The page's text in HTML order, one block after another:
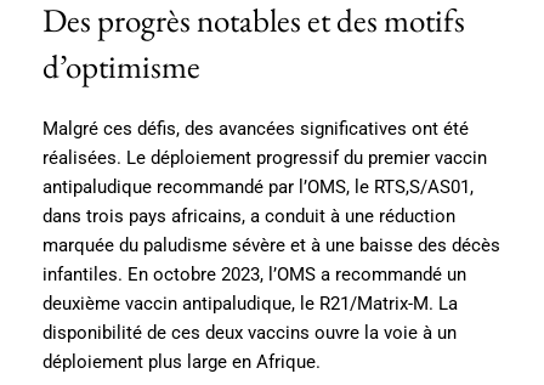
Des progrès notables et des motifs
d’optimisme
Malgré ces défis, des avancées significatives ont été
réalisées. Le déploiement progressif du premier vaccin
antipaludique recommandé par l’OMS, le RTS,S/AS01,
dans trois pays africains, a conduit à une réduction
marquée du paludisme sévère et à une baisse des décès
infantiles. En octobre 2023, l’OMS a recommandé un
deuxième vaccin antipaludique, le R21/Matrix-M. La
disponibilité de ces deux vaccins ouvre la voie à un
déploiement plus large en Afrique.